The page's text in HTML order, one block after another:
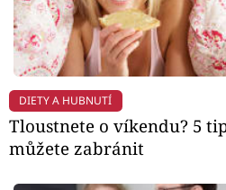
DIETY A HUBNUTÍ
Tloustnete o víkendu? 5
můžete zabránit